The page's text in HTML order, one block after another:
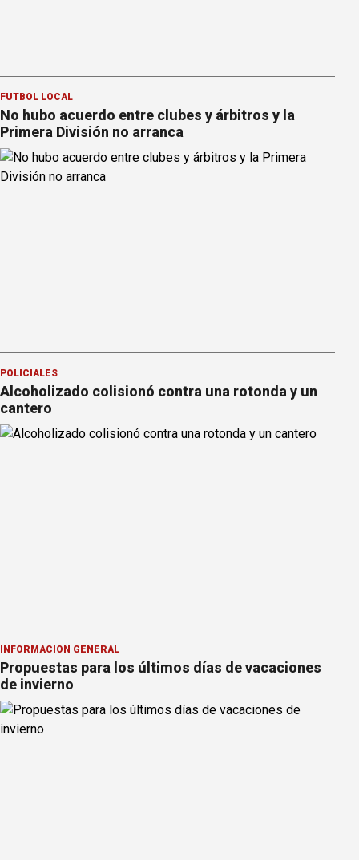
FÚTBOL LOCAL
No hubo acuerdo entre clubes y árbitros y la
Primera División no arranca
POLICIALES
Alcoholizado colisionó contra una rotonda y un
cantero
INFORMACION GENERAL
Propuestas para los últimos días de vacaciones
de invierno